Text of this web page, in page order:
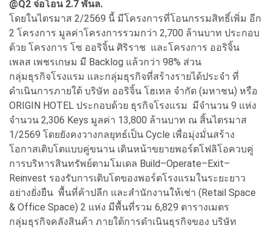
@Q2 จ่อโอน 2.7 พันล.
โดยในไตรมาส 2/2569 นี้ มีโครงการที่โอนกรรมสิทธิ์เพิ่ม อีก
2 โครงการ มูลค่าโครงการรวมกว่า 2,700 ล้านบาท ประกอบ
ด้วย โครงการ โซ ออริจิ้น ศิริราช และโครงการ ออริจิ้น
เพลส เพชรเกษม มี Backlog แล้วกว่า 98% ส่วน
กลุ่มธุรกิจโรงแรม และกลุ่มธุรกิจที่สร้างรายได้ประจำ ที่
ดำเนินการภายใต้ บริษัท ออริจิ้น โฮเทล จำกัด (มหาชน) หรือ
ORIGIN HOTEL ประกอบด้วย ธุรกิจโรงแรม มีจำนวน 9 แห่ง
จำนวน 2,306 Keys มูลค่า 13,800 ล้านบาท ณ สิ้นไตรมาส
1/2569 โดยยังคงวางกลยุทธ์เป็น Cycle เพื่อมุ่งมั่นสร้าง
โอกาสเติบโตแบบคู่ขนาน เดินหน้าขยายพอร์ตโฟลิโอควบคู่
การบริหารสินทรัพย์ตามโมเดล Build–Operate–Exit–
Reinvest รองรับการเติบโตของพอร์ตโรงแรมในระยะยาว
อย่างยั่งยืน พื้นที่ค้าปลีก และสำนักงานให้เช่า (Retail Space
& Office Space) 2 แห่ง มีพื้นที่รวม 6,829 ตารางเมตร
กลุ่มธุรกิจคลังสินค้า ภายใต้การดำเนินธุรกิจของ บริษัท